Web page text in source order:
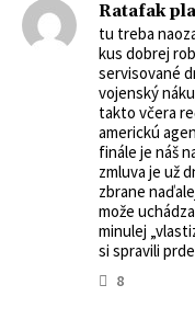
Ratafak
tu treba
kus dobrej
servisované
vojenský
takto včera
americkú
finále je náš
zmluva je už
zbrane
može
minulej
si spravili
8